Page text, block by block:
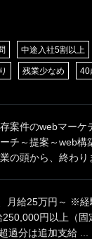
中途入社5割以上
残業少なめ 40
案件のwebマー
チ～提案～web
の頭から、終わり
月給25万円～ ※
250,000円以上（
過分は追加支給 ...